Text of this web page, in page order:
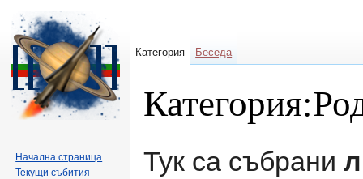
Тук са събрани
Категория Беседа
Начална страница
Текущи събития